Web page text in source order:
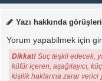
Yazı hakkında
Yorum yapabilmek için
Dikkat! Suç teşkil edecek,
küfür içeren, aşağılayıcı,
kişilik haklarına zarar